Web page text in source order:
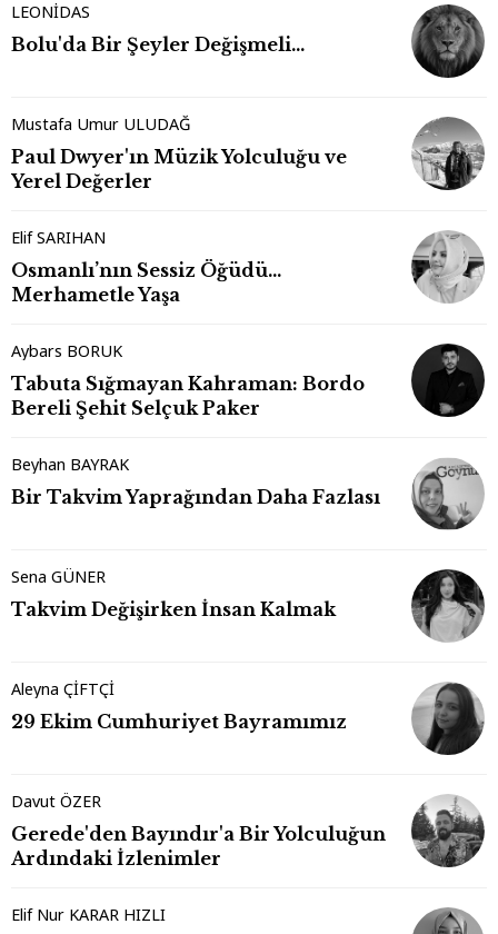
LEONİDAS
Bolu'da Bir Şeyler Değişmeli…
Mustafa Umur ULUDAĞ
Paul Dwyer'ın Müzik Yolculuğu ve
Yerel Değerler
Elif SARIHAN
Osmanlı’nın Sessiz Öğüdü…
Merhametle Yaşa
Aybars BORUK
Tabuta Sığmayan Kahraman: Bordo
Bereli Şehit Selçuk Paker
Beyhan BAYRAK
Bir Takvim Yaprağından Daha Fazlası
Sena GÜNER
Takvim Değişirken İnsan Kalmak
Aleyna ÇİFTÇİ
29 Ekim Cumhuriyet Bayramımız
Davut ÖZER
Gerede'den Bayındır'a Bir Yolculuğun
Ardındaki İzlenimler
Elif Nur KARAR HIZLI